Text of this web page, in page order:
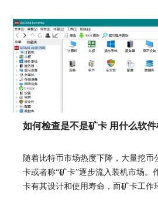
图5：小编准备好的
第五步：在“SensorPanel”中修
为“500*145”，和小编提供的图
统的性能，我们可以借助专业硬件管
存颗粒型号。关于AIDA64怎么看内
屏教程是怎样的，本文向大家作简单
如何检查是不是矿卡 用什么软
随着比特币市场热度下降，大量挖币
卡或者称“矿卡”逐步流入装机市场。
卡有其设计和使用寿命，而矿卡工作
高，可能存在一些问题，不能单纯作